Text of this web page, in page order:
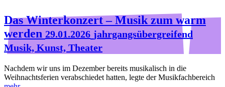
Das Winterkonzert – Musik zum warm
werden 29.01.2026 jahrgangsübergreifend
Musik, Kunst, Theater
Nachdem wir uns im Dezember bereits musikalisch in die
Weihnachtsferien verabschiedet hatten, legte der Musikfachbereich